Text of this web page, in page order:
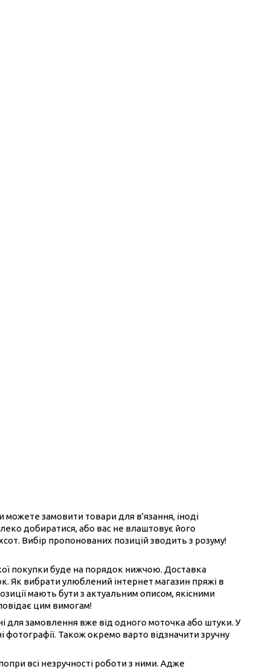
можете замовити товари для в'язання, іноді
добиратися, або вас не влаштовує його
Вибір пропонованих позицій зводить з розуму!
покупки буде на порядок нижчою. Доставка
Як вибрати улюблений інтернет магазин пряжі в
мають бути з актуальним описом, якісними
цим вимогам!
для замовлення вже від одного моточка або штуки. У
Також окремо варто відзначити зручну
всі незручності роботи з ними. Адже